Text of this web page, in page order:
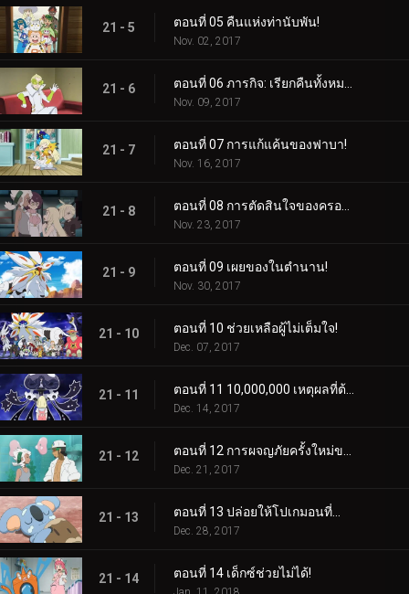
21 - 5 ตอนที่ 05 คืนแห่งท่านับพัน!
Nov. 02, 2017
21 - 6
Nov. 09, 2017
21 - 7 ตอนที่ 07 การแก้แค้นของฟาบา!
Nov. 16, 2017
21 - 8
Nov. 23, 2017
21 - 9 ตอนที่ 09 เผยของในตำนาน!
Nov. 30, 2017
21 - 10 ตอนที่ 10 ช่วยเหลือผู้ไม่เต็มใจ!
Dec. 07, 2017
21 - 11
Dec. 14, 2017
21 - 12
Dec. 21, 2017
21 - 13
Dec. 28, 2017
21 - 14 ตอนที่ 14 เด็กซ์ช่วยไม่ได้!